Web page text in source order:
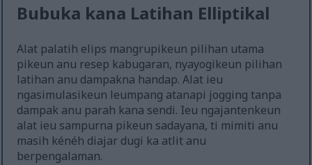
Bubuka kana Latihan Elliptikal
Alat palatih elips mangrupikeun pilihan utama
pikeun anu resep kabugaran, nyayogikeun pilihan
latihan anu dampakna handap. Alat ieu
ngasimulasikeun leumpang atanapi jogging tanpa
dampak anu parah kana sendi. Ieu ngajantenkeun
alat ieu sampurna pikeun sadayana, ti mimiti anu
masih kénéh diajar dugi ka atlit anu
berpengalaman.